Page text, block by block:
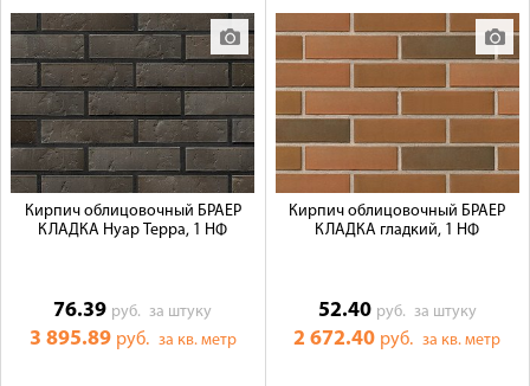
Доставка
Сотрудничество
Галерея объектов
Контакты
Кирпич облицовочный БРАЕР
КЛАДКА Нуар Терра, 1 НФ
76.39 руб.за штуку
3 895.89 руб. за кв. метр
Кирпич облицовочный БРАЕР
КЛАДКА гладкий, 1 НФ
52.40 руб. за штуку
2 672.40 руб.за кв. метр